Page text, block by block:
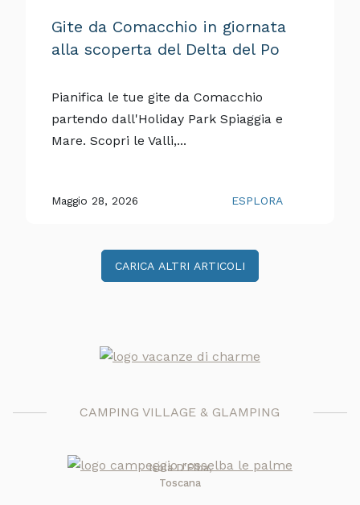
Gite da Comacchio in giornata
alla scoperta del Delta del Po
Pianifica le tue gite da Comacchio
partendo dall'Holiday Park Spiaggia e
Mare. Scopri le Valli,...
Maggio 28, 2026 ESPLORA
CARICA ALTRI ARTICOLI
CAMPING VILLAGE & GLAMPING
Isola D'Elba,
Toscana